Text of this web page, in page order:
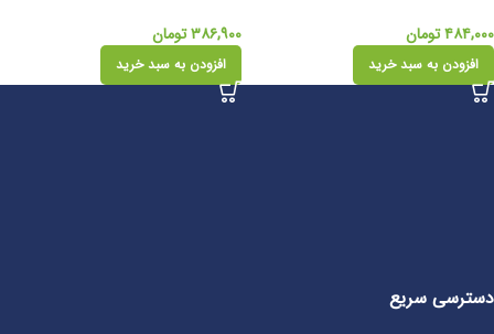
۴۸۴,۰۰۰تومان
افزودن به سبد خرید
۳۸۶,۹۰۰تومان
افزودن به سبد خرید
دسترسی سریع